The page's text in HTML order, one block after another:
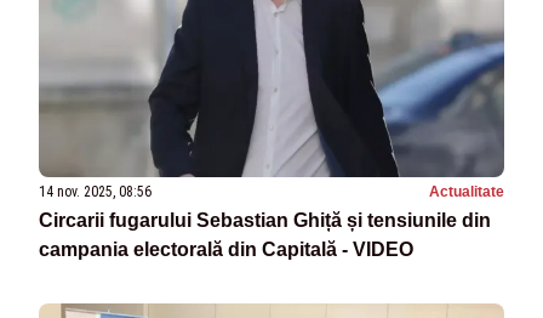
14 nov. 2025, 08:56 Actualitate
Circarii fugarului Sebastian Ghiță și tensiunile din
campania electorală din Capitală - VIDEO